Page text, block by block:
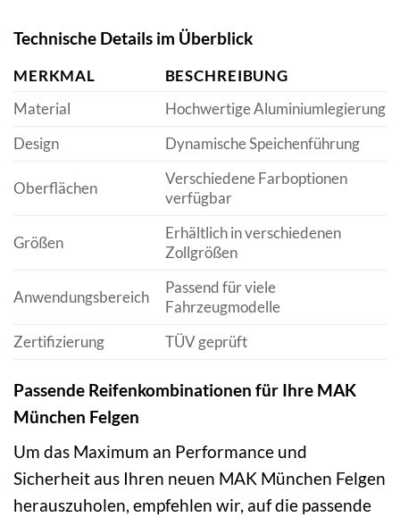
Technische Details im Überblick
MERKMAL
BESCHREIBUNG
Material
Hochwertige Aluminiumlegierung
Design
Dynamische Speichenführung
Oberflächen
Verschiedene Farboptionen
verfügbar
Größen
Erhältlich in verschiedenen
Zollgrößen
Anwendungsbereich
Passend für viele
Fahrzeugmodelle
Zertifizierung
TÜV geprüft
Passende Reifenkombinationen für Ihre MAK
München Felgen
Um das Maximum an Performance und
Sicherheit aus Ihren neuen MAK München Felgen
herauszuholen, empfehlen wir, auf die passende